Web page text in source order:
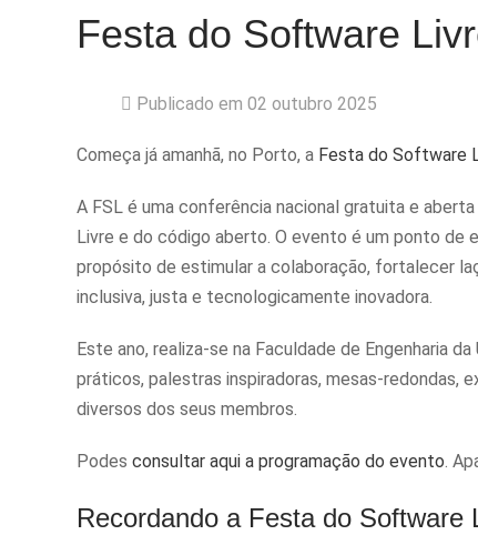
Festa do Software
Publicado em 02 outubro 2025
Começa já amanhã, no Porto, a Festa do Software
A FSL é uma conferência nacional gratuita e
Livre e do código aberto. O evento é um ponto de
propósito de estimular a colaboração, fortalecer
inclusiva, justa e tecnologicamente inovadora.
Este ano, realiza-se na Faculdade de Engenharia
práticos, palestras inspiradoras, mesas-redondas,
diversos dos seus membros.
Podes consultar aqui a programação do evento.
Recordando a Festa do Software